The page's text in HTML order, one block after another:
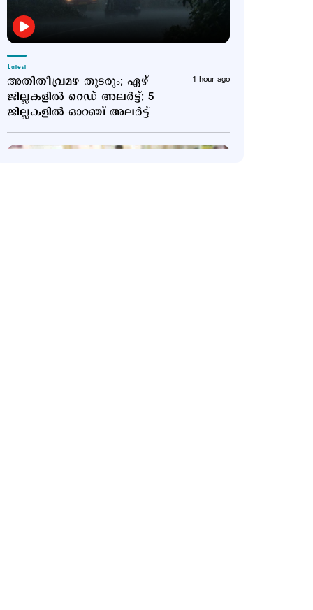
Latest
അതിതീവ്രമഴ തുടരും; ഏഴ്
ജില്ലകളില്‍ റെഡ് അലര്‍ട്ട്; 5
ജില്ലകളില്‍ ഓറഞ്ച് അലര്‍ട്ട്
1 hour ago